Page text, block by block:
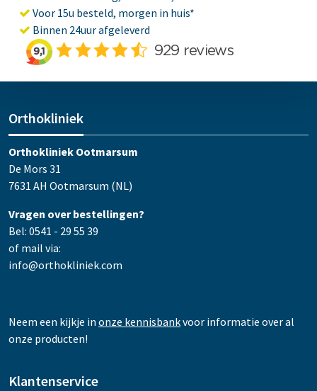
Voor 15u besteld, morgen in huis*
Binnen 24uur afgeleverd
Orthokliniek
Orthokliniek Ootmarsum
De Mors 31
7631 AH Ootmarsum (NL)
Vragen over bestellingen?
Bel: 0541 - 29 55 39
of mail via:
info@orthokliniek.com
Neem een kijkje in onze kennisbankvoor informatie over al
onze producten!
Klantenservice